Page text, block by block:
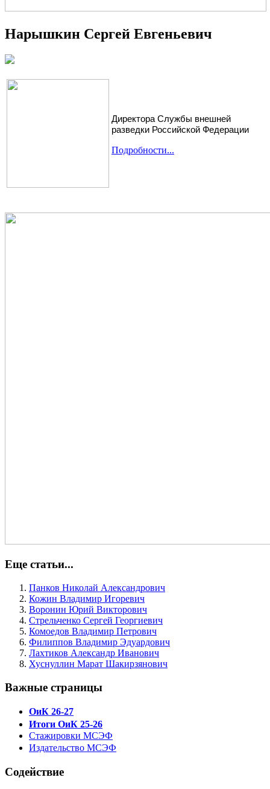
Нарышкин Сергей Евгеньевич
Директора Службы внешней
разведки Российской Федерации
Подробности...
Еще статьи...
Панков Николай Александрович
Кожин Владимир Игоревич
Воронин Юрий Викторович
Стрельченко Сергей Георгиевич
Комоедов Владимир Петрович
Филиппов Владимир Эдуардович
Лахтиков Александр Иванович
Хуснуллин Марат Шакирзянович
Важные страницы
ОиК 26-27
Итоги ОиК 25-26
Стажировки МСЭФ
Издательство МСЭФ
Содействие